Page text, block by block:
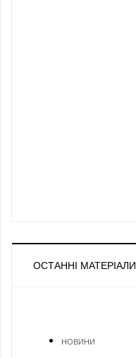
ОСТАННІ МАТЕРІАЛИ
НОВИНИ